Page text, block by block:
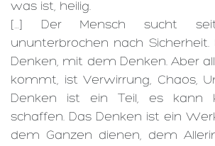
was ist, heilig.
[…] Der Mensch sucht
ununterbrochen nach
Denken, mit dem Denken. Aber
kommt, ist Verwirrung, Chaos,
Denken ist ein Teil, es kann
schaffen. Das Denken ist ein
dem Ganzen dienen, dem